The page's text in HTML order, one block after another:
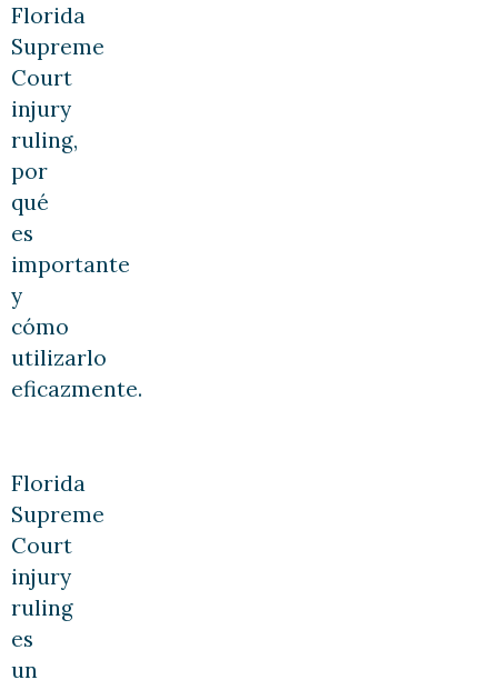
Florida
Supreme
Court
injury
ruling,
por
qué
es
importante
y
cómo
utilizarlo
eficazmente.
Florida
Supreme
Court
injury
ruling
es
un